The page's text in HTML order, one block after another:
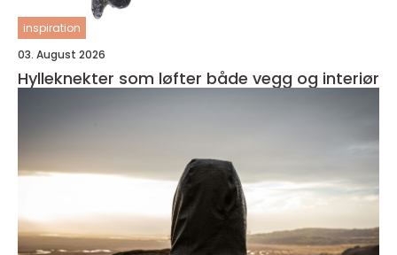
inspiration
03. August 2026
Hylleknekter som løfter både vegg og interiør